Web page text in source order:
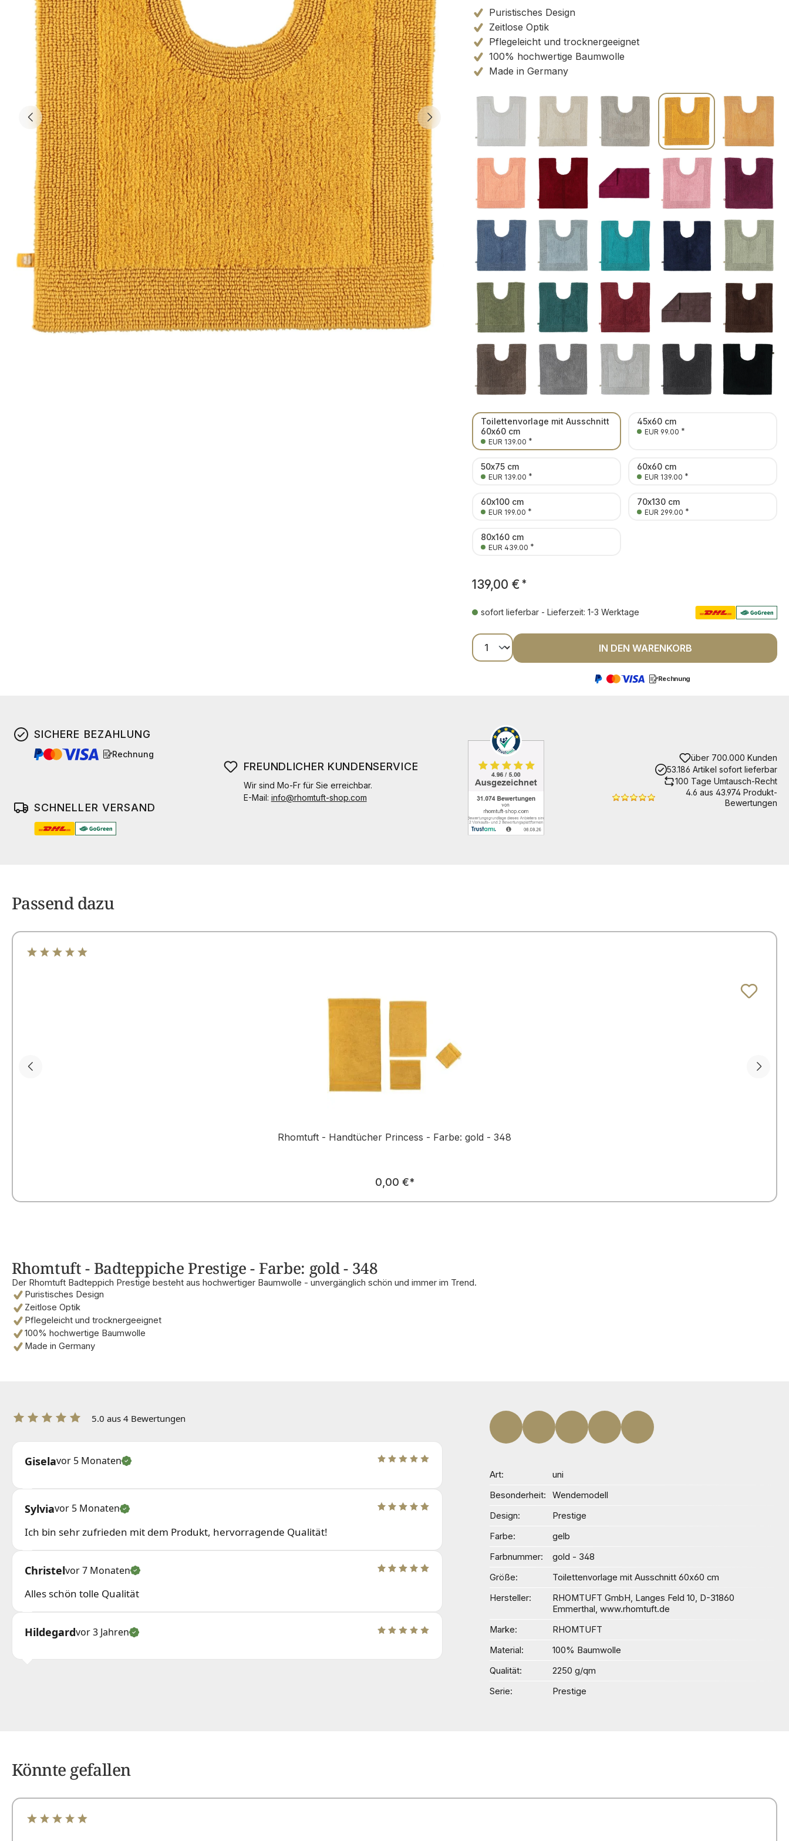
Puristisches Design
Zeitlose Optik
Pflegeleicht und trocknergeeignet
100% hochwertige Baumwolle
Made in Germany
Toilettenvorlage mit Ausschnitt
60x60 cm
EUR 139.00 *
45x60 cm
EUR 99.00 *
50x75 cm
EUR 139.00 *
60x60 cm
EUR 139.00 *
60x100 cm
EUR 199.00 *
70x130 cm
EUR 299.00 *
80x160 cm
EUR 439.00 *
139,00 € *
sofort lieferbar - Lieferzeit: 1-3 Werktage
Produkt Anzahl: Gib den gewünschten Wert
IN DEN WARENKORB
Rechnung
SICHERE BEZAHLUNG
Rechnung
SCHNELLER VERSAND
FREUNDLICHER KUNDENSERVICE
Wir sind Mo-Fr für Sie erreichbar.
E-Mail: info@rhomtuft-shop.com
über 700.000 Kunden
53.186 Artikel sofort lieferbar
100 Tage Umtausch-Recht
4.6 aus 43.974 Produkt-
Bewertungen
Passend dazu
Rhomtuft - Handtücher Princess - Farbe: gold - 348
Regulärer Preis:
0,00 €*
Rhomtuft - Badteppiche Prestige - Farbe: gold - 348
Der Rhomtuft Badteppich Prestige besteht aus hochwertiger Baumwolle - unvergänglich schön und immer im Trend.
Puristisches Design
Zeitlose Optik
Pflegeleicht und trocknergeeignet
100% hochwertige Baumwolle
Made in Germany
5.0 aus 4 Bewertungen
Giselavor 5 Monaten
Sylviavor 5 Monaten
Ich bin sehr zufrieden mit dem Produkt, hervorragende Qualität!
Christelvor 7 Monaten
Alles schön tolle Qualität
Hildegardvor 3 Jahren
Art
uni
Besonderheit
Wendemodell
Design
Prestige
Farbe
gelb
Farbnummer
gold - 348
Größe
Toilettenvorlage mit Ausschnitt 60x60 cm
Hersteller
RHOMTUFT GmbH, Langes Feld 10, D-31860
Emmerthal, www.rhomtuft.de
Marke
RHOMTUFT
Material
100% Baumwolle
Qualität
2250 g/qm
Serie
Prestige
Könnte gefallen